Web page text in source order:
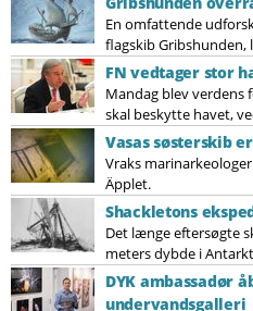
En omfattende
flagskib Gribshunden,
FN vedtager stor
Mandag blev
skal beskytte havet,
Vasas søsterskib
Vraks
Äpplet.
Shackletons
Det længe eftersøgte
meters dybde i
DYK ambassadør
undervandsgalleri